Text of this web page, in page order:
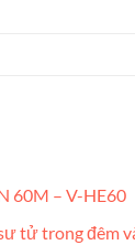
60M – V-HE60
tử trong đêm